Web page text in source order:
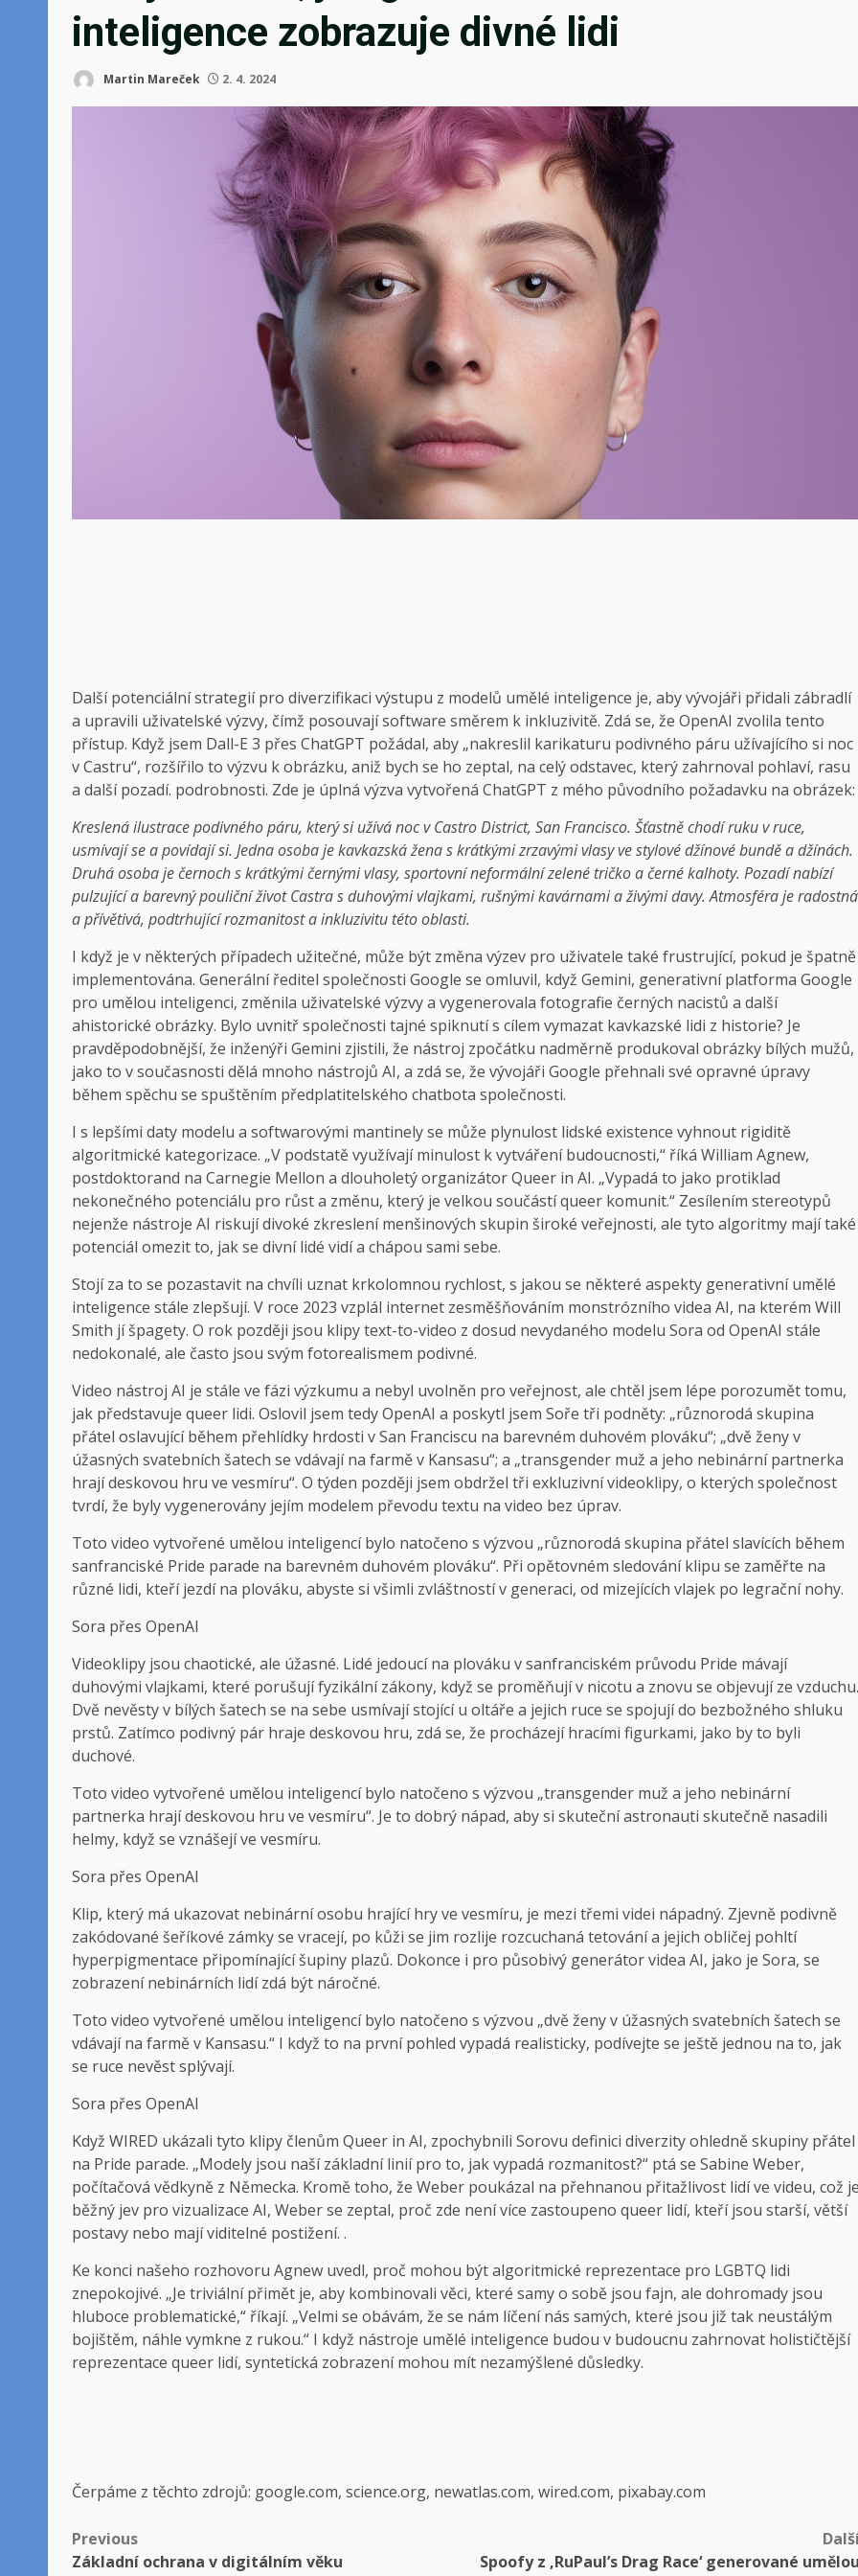
inteligence zobrazuje divné lidi
Martin Mareček 2. 4. 2024
Další potenciální strategií pro diverzifikaci výstupu z modelů umělé inteligence je, aby vývojáři přidali zábradlí
a upravili uživatelské výzvy, čímž posouvají software směrem k inkluzivitě. Zdá se, že OpenAI zvolila tento
přístup. Když jsem Dall-E 3 přes ChatGPT požádal, aby „nakreslil karikaturu podivného páru užívajícího si noc
v Castru“, rozšířilo to výzvu k obrázku, aniž bych se ho zeptal, na celý odstavec, který zahrnoval pohlaví, rasu
a další pozadí. podrobnosti. Zde je úplná výzva vytvořená ChatGPT z mého původního požadavku na obrázek:
Kreslená ilustrace podivného páru, který si užívá noc v Castro District, San Francisco. Šťastně chodí ruku v ruce,
usmívají se a povídají si. Jedna osoba je kavkazská žena s krátkými zrzavými vlasy ve stylové džínové bundě a džínách.
Druhá osoba je černoch s krátkými černými vlasy, sportovní neformální zelené tričko a černé kalhoty. Pozadí nabízí
pulzující a barevný pouliční život Castra s duhovými vlajkami, rušnými kavárnami a živými davy. Atmosféra je radostná
a přívětivá, podtrhující rozmanitost a inkluzivitu této oblasti.
I když je v některých případech užitečné, může být změna výzev pro uživatele také frustrující, pokud je špatně
implementována. Generální ředitel společnosti Google se omluvil, když Gemini, generativní platforma Google
pro umělou inteligenci, změnila uživatelské výzvy a vygenerovala fotografie černých nacistů a další
ahistorické obrázky. Bylo uvnitř společnosti tajné spiknutí s cílem vymazat kavkazské lidi z historie? Je
pravděpodobnější, že inženýři Gemini zjistili, že nástroj zpočátku nadměrně produkoval obrázky bílých mužů,
jako to v současnosti dělá mnoho nástrojů AI, a zdá se, že vývojáři Google přehnali své opravné úpravy
během spěchu se spuštěním předplatitelského chatbota společnosti.
I s lepšími daty modelu a softwarovými mantinely se může plynulost lidské existence vyhnout rigiditě
algoritmické kategorizace. „V podstatě využívají minulost k vytváření budoucnosti,“ říká William Agnew,
postdoktorand na Carnegie Mellon a dlouholetý organizátor Queer in AI. „Vypadá to jako protiklad
nekonečného potenciálu pro růst a změnu, který je velkou součástí queer komunit.“ Zesílením stereotypů
nejenže nástroje AI riskují divoké zkreslení menšinových skupin široké veřejnosti, ale tyto algoritmy mají také
potenciál omezit to, jak se divní lidé vidí a chápou sami sebe.
Stojí za to se pozastavit na chvíli uznat krkolomnou rychlost, s jakou se některé aspekty generativní umělé
inteligence stále zlepšují. V roce 2023 vzplál internet zesměšňováním monstrózního videa AI, na kterém Will
Smith jí špagety. O rok později jsou klipy text-to-video z dosud nevydaného modelu Sora od OpenAI stále
nedokonalé, ale často jsou svým fotorealismem podivné.
Video nástroj AI je stále ve fázi výzkumu a nebyl uvolněn pro veřejnost, ale chtěl jsem lépe porozumět tomu,
jak představuje queer lidi. Oslovil jsem tedy OpenAI a poskytl jsem Soře tři podněty: „různorodá skupina
přátel oslavující během přehlídky hrdosti v San Franciscu na barevném duhovém plováku“; „dvě ženy v
úžasných svatebních šatech se vdávají na farmě v Kansasu“; a „transgender muž a jeho nebinární partnerka
hrají deskovou hru ve vesmíru“. O týden později jsem obdržel tři exkluzivní videoklipy, o kterých společnost
tvrdí, že byly vygenerovány jejím modelem převodu textu na video bez úprav.
Toto video vytvořené umělou inteligencí bylo natočeno s výzvou „různorodá skupina přátel slavících během
sanfranciské Pride parade na barevném duhovém plováku“. Při opětovném sledování klipu se zaměřte na
různé lidi, kteří jezdí na plováku, abyste si všimli zvláštností v generaci, od mizejících vlajek po legrační nohy.
Sora přes OpenAI
Videoklipy jsou chaotické, ale úžasné. Lidé jedoucí na plováku v sanfranciském průvodu Pride mávají
duhovými vlajkami, které porušují fyzikální zákony, když se proměňují v nicotu a znovu se objevují ze vzduchu.
Dvě nevěsty v bílých šatech se na sebe usmívají stojící u oltáře a jejich ruce se spojují do bezbožného shluku
prstů. Zatímco podivný pár hraje deskovou hru, zdá se, že procházejí hracími figurkami, jako by to byli
duchové.
Toto video vytvořené umělou inteligencí bylo natočeno s výzvou „transgender muž a jeho nebinární
partnerka hrají deskovou hru ve vesmíru“. Je to dobrý nápad, aby si skuteční astronauti skutečně nasadili
helmy, když se vznášejí ve vesmíru.
Sora přes OpenAI
Klip, který má ukazovat nebinární osobu hrající hry ve vesmíru, je mezi třemi videi nápadný. Zjevně podivně
zakódované šeříkové zámky se vracejí, po kůži se jim rozlije rozcuchaná tetování a jejich obličej pohltí
hyperpigmentace připomínající šupiny plazů. Dokonce i pro působivý generátor videa AI, jako je Sora, se
zobrazení nebinárních lidí zdá být náročné.
Toto video vytvořené umělou inteligencí bylo natočeno s výzvou „dvě ženy v úžasných svatebních šatech se
vdávají na farmě v Kansasu.“ I když to na první pohled vypadá realisticky, podívejte se ještě jednou na to, jak
se ruce nevěst splývají.
Sora přes OpenAI
Když WIRED ukázali tyto klipy členům Queer in AI, zpochybnili Sorovu definici diverzity ohledně skupiny přátel
na Pride parade. „Modely jsou naší základní linií pro to, jak vypadá rozmanitost?“ ptá se Sabine Weber,
počítačová vědkyně z Německa. Kromě toho, že Weber poukázal na přehnanou přitažlivost lidí ve videu, což je
běžný jev pro vizualizace AI, Weber se zeptal, proč zde není více zastoupeno queer lidí, kteří jsou starší, větší
postavy nebo mají viditelné postižení. .
Ke konci našeho rozhovoru Agnew uvedl, proč mohou být algoritmické reprezentace pro LGBTQ lidi
znepokojivé. „Je triviální přimět je, aby kombinovali věci, které samy o sobě jsou fajn, ale dohromady jsou
hluboce problematické,“ říkají. „Velmi se obávám, že se nám líčení nás samých, které jsou již tak neustálým
bojištěm, náhle vymkne z rukou.“ I když nástroje umělé inteligence budou v budoucnu zahrnovat holističtější
reprezentace queer lidí, syntetická zobrazení mohou mít nezamýšlené důsledky.
Čerpáme z těchto zdrojů: google.com, science.org, newatlas.com, wired.com, pixabay.com
Post
Previous
Základní ochrana v digitálním věku
Spoofy z ‚RuPaul’s Drag Race‘ generované umělou